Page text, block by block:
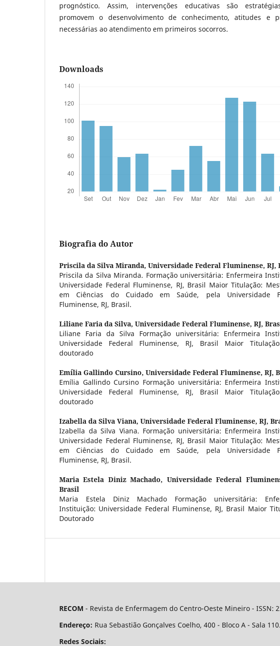
prognóstico. Assim, intervenções educativas são
promovem o desenvolvimento de conhecimento, atitudes e
necessárias ao atendimento em primeiros socorros.
Downloads
Biografia do Autor
Priscila da Silva Miranda, Universidade Federal Fluminense, RJ,
Priscila da Silva Miranda. Formação universitária: Enfermeira
Universidade Federal Fluminense, RJ, Brasil Maior Titulação:
em Ciências do Cuidado em Saúde, pela Universidade
Fluminense, RJ, Brasil.
Liliane Faria da Silva, Universidade Federal Fluminense, RJ,
Liliane Faria da Silva Formação universitária: Enfermeira
Universidade Federal Fluminense, RJ, Brasil Maior
doutorado
Emília Gallindo Cursino, Universidade Federal Fluminense, RJ,
Emília Gallindo Cursino Formação universitária: Enfermeira
Universidade Federal Fluminense, RJ, Brasil Maior
doutorado
Izabella da Silva Viana, Universidade Federal Fluminense, RJ,
Izabella da Silva Viana. Formação universitária: Enfermeira
Universidade Federal Fluminense, RJ, Brasil Maior Titulação:
em Ciências do Cuidado em Saúde, pela Universidade
Fluminense, RJ, Brasil.
Maria Estela Diniz Machado, Universidade Federal
Brasil
Maria Estela Diniz Machado Formação universitária:
Instituição: Universidade Federal Fluminense, RJ, Brasil Maior
Doutorado
RECOM - Revista de Enfermagem do Centro-Oeste Mineiro - ISSN:
Endereço: Rua Sebastião Gonçalves Coelho, 400 - Bloco A - Sala
Redes Sociais: